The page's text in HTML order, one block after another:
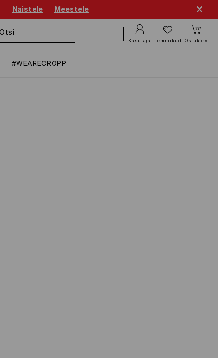
Naistele Meestele
#WEARECROPP
Kasutaja Lemmikud Ostukorv